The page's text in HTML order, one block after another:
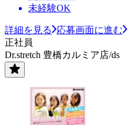
未経験OK
詳細を見る
応募画面に進む
正社員
Dr.stretch 豊橋カルミア店/ds